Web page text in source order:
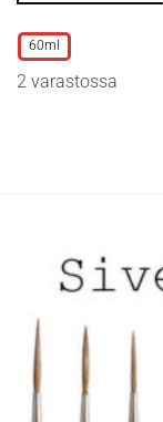
tuotteella
on
useampi
60ml
2 varastossa